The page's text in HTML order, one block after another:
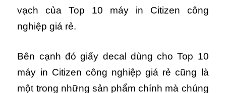
vạch của Top 10 máy in Citizen công
nghiệp giá rẻ.
Bên cạnh đó giấy decal dùng cho Top 10
máy in Citizen công nghiệp giá rẻ cũng là
một trong những sản phẩm chính mà chúng